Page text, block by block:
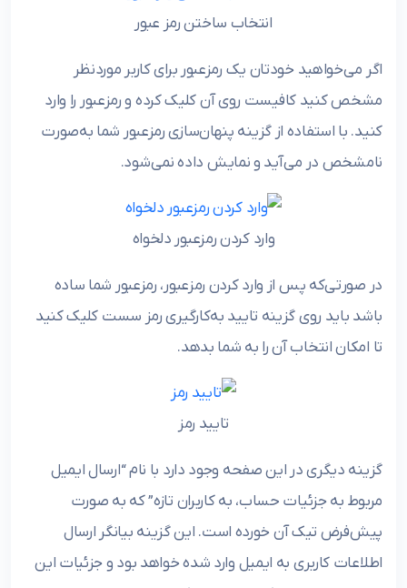
انتخاب ساختن رمز عبور
اگر می‌خواهید خودتان یک رمزعبور برای کاربر موردنظر
مشخص کنید کافیست روی آن کلیک کرده و رمزعبور را وارد
کنید. با استفاده از گزینه پنهان‌سازی رمزعبور شما به‌صورت
نامشخص در می‌آید و نمایش داده نمی‌شود.
وارد کردن رمزعبور دلخواه
در صورتی‌که پس از وارد کردن رمزعبور، رمزعبور شما ساده
باشد باید روی گزینه تایید به‌کارگیری رمز سست کلیک کنید
تا امکان انتخاب آن را به شما بدهد.
تایید رمز
گزینه‌ دیگری در این صفحه وجود دارد با نام “ارسال ایمیل
مربوط به جزئیات حساب، به کاربران تازه” که به صورت
پیش‌فرض تیک آن خورده است. این گزینه بیانگر ارسال
اطلاعات کاربری به ایمیل وارد شده خواهد بود و جزئیات این